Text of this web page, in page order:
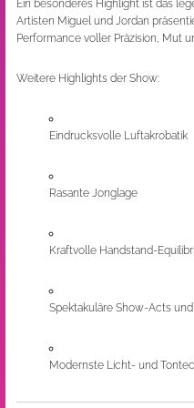
Ein besonderes Highlight ist das
Artisten Miguel und Jordan
Performance voller Präzision, Mut
Weitere Highlights der Show:
Eindrucksvolle Luftakrobatik
Rasante Jonglage
Kraftvolle Handstand-
Spektakuläre Show-Acts
Modernste Licht- und